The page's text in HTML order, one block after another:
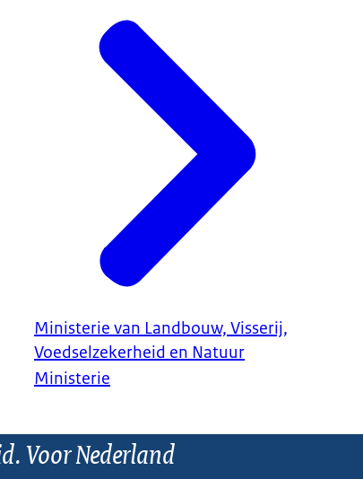
Ministerie van Landbouw, Visserij,
Voedselzekerheid en Natuur
Ministerie
Voor Nederland